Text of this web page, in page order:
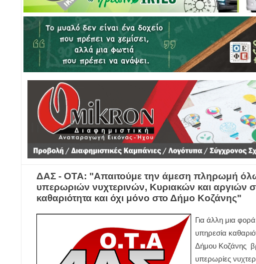
ΔΑΣ - ΟΤΑ: "Απαιτούμε την άμεση πληρωμή
υπερωριών νυχτερινών, Κυριακών και αργιών
καθαριότητα και όχι μόνο στο Δήμο Κοζάνης"
Για άλλη μια
υπηρεσία
Δήμου Κοζάνης
υπερωρίες